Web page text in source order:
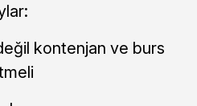
kontenjan ve burs